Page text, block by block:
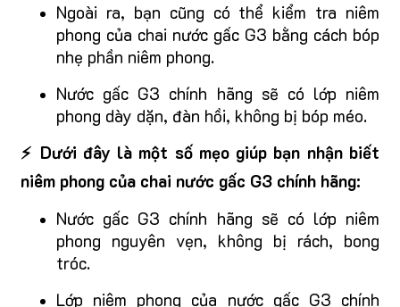
Ngoài ra, bạn cũng có thể kiểm tra niêm
phong của chai nước gấc G3 bằng cách bóp
nhẹ phần niêm phong.
Nước gấc G3 chính hãng sẽ có lớp niêm
phong dày dặn, đàn hồi, không bị bóp méo.
⚡ Dưới đây là một số mẹo giúp bạn nhận biết
niêm phong của chai nước gấc G3 chính hãng:
Nước gấc G3 chính hãng sẽ có lớp niêm
phong nguyên vẹn, không bị rách, bong
tróc.
Lớp niêm phong của nước gấc G3 chính